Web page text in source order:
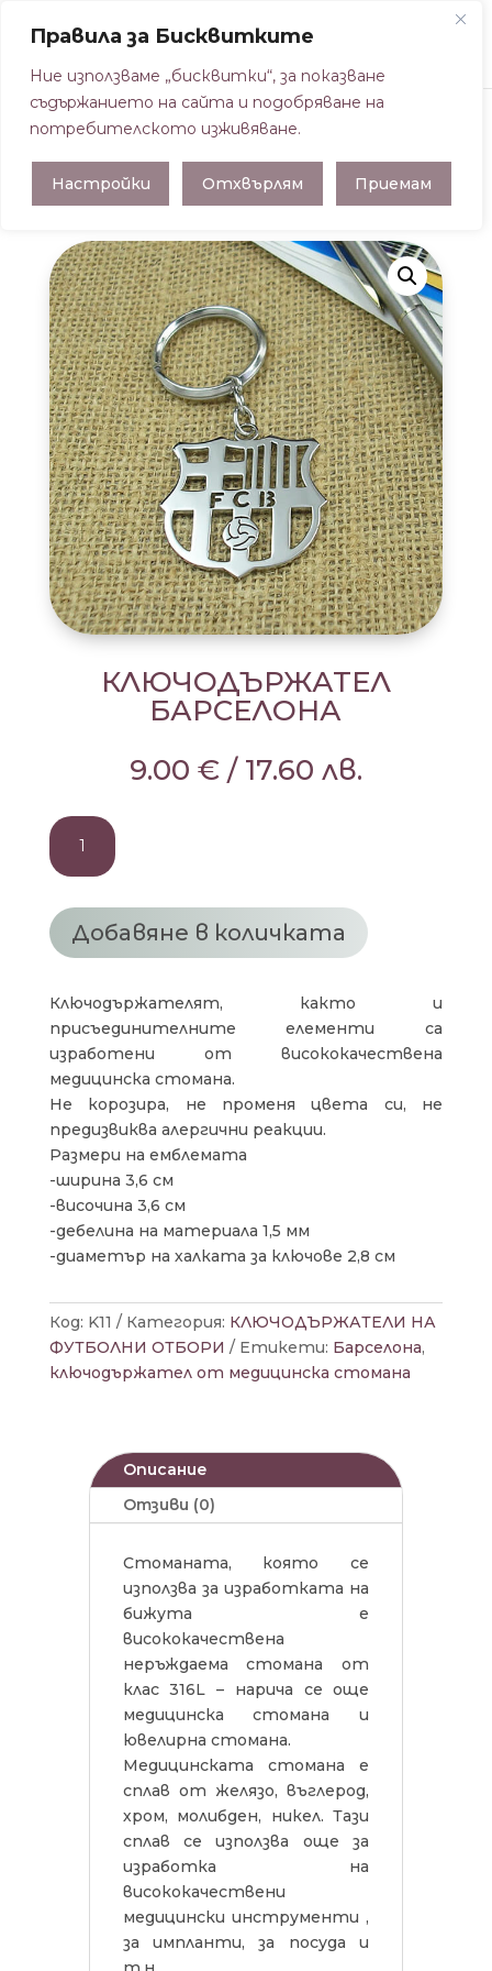
Правила за Бисквитките
Ние използваме „бисквитки“, за показване
съдържанието на сайта и подобряване на
потребителското изживяване.
Настройки Отхвърлям Приемам
Начална страница/КЛЮЧОДЪРЖАТЕЛИ/
КЛЮЧОДЪРЖАТЕЛИ НА ФУТБОЛНИ ОТБОРИ
/ КЛЮЧОДЪРЖАТЕЛ БАРСЕЛОНА
КЛЮЧОДЪРЖАТЕЛ
БАРСЕЛОНА
9.00 € / 17.60 лв.
количество
за
КЛЮЧОДЪРЖАТЕЛ
БАРСЕЛОНА
Добавяне в количката
Ключодържателят, както и
присъединителните елементи са
изработени от висококачествена
медицинска стомана.
Не корозира, не променя цвета си, не
предизвиква алергични реакции.
Размери на емблемата
-ширина 3,6 см
-височина 3,6 см
-дебелина на материала 1,5 мм
-диаметър на халката за ключове 2,8 см
Код: K11 Категория: КЛЮЧОДЪРЖАТЕЛИ НА
ФУТБОЛНИ ОТБОРИ
Етикети: Барселона,
ключодържател от медицинска стомана
Описание
Отзиви (0)
Стоманата, която се
използва за изработката на
бижута е
висококачествена
неръждаема стомана от
клас 316L – нарича се още
медицинска стомана и
ювелирна стомана.
Медицинската стомана е
сплав от желязо, въглерод,
хром, молибден, никел. Тази
сплав се използва още за
изработка на
висококачествени
медицински инструменти ,
за импланти, за посуда и